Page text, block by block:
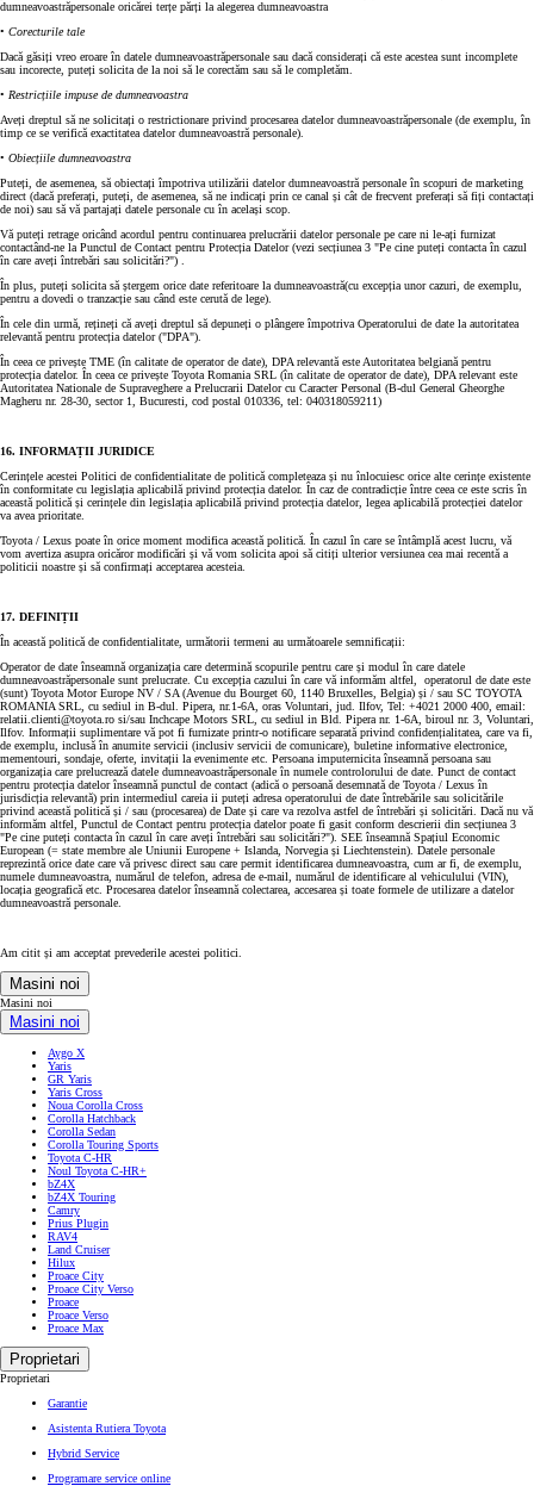
dumneavoastrăpersonale oricărei terțe părți la alegerea dumneavoastra
• Corecturile tale
Dacă găsiți vreo eroare în datele dumneavoastrăpersonale sau dacă considerați că este acestea sunt incomplete
sau incorecte, puteți solicita de la noi să le corectăm sau să le completăm.
• Restricțiile impuse de dumneavoastra
Aveți dreptul să ne solicitați o restrictionare privind procesarea datelor dumneavoastrăpersonale (de exemplu, în
timp ce se verifică exactitatea datelor dumneavoastră personale).
• Obiecțiile dumneavoastra
Puteți, de asemenea, să obiectați împotriva utilizării datelor dumneavoastră personale în scopuri de marketing
direct (dacă preferați, puteți, de asemenea, să ne indicați prin ce canal și cât de frecvent preferați să fiți contactați
de noi) sau să vă partajați datele personale cu în același scop.
Vă puteți retrage oricând acordul pentru continuarea prelucrării datelor personale pe care ni le-ați furnizat
contactând-ne la Punctul de Contact pentru Protecția Datelor (vezi secțiunea 3 "Pe cine puteți contacta în cazul
în care aveți întrebări sau solicitări?") .
În plus, puteți solicita să ștergem orice date referitoare la dumneavoastră(cu excepția unor cazuri, de exemplu,
pentru a dovedi o tranzacție sau când este cerută de lege).
În cele din urmă, rețineți că aveți dreptul să depuneți o plângere împotriva Operatorului de date la autoritatea
relevantă pentru protecția datelor ("DPA").
În ceea ce privește TME (în calitate de operator de date), DPA relevantă este Autoritatea belgiană pentru
protecția datelor. În ceea ce privește Toyota Romania SRL (în calitate de operator de date), DPA relevant este
Autoritatea Nationale de Supraveghere a Prelucrarii Datelor cu Caracter Personal (B-dul General Gheorghe
Magheru nr. 28-30, sector 1, Bucuresti, cod postal 010336, tel: 040318059211)
16. INFORMAȚII JURIDICE
Cerințele acestei Politici de confidentialitate de politică completeaza și nu înlocuiesc orice alte cerințe existente
în conformitate cu legislația aplicabilă privind protecția datelor. În caz de contradicție între ceea ce este scris în
această politică și cerințele din legislația aplicabilă privind protecția datelor, legea aplicabilă protecției datelor
va avea prioritate.
Toyota / Lexus poate în orice moment modifica această politică. În cazul în care se întâmplă acest lucru, vă
vom avertiza asupra oricăror modificări și vă vom solicita apoi să citiți ulterior versiunea cea mai recentă a
politicii noastre și să confirmați acceptarea acesteia.
17. DEFINIȚII
În această politică de confidentialitate, următorii termeni au următoarele semnificații:
Operator de date înseamnă organizația care determină scopurile pentru care și modul în care datele
dumneavoastrăpersonale sunt prelucrate. Cu excepția cazului în care vă informăm altfel, operatorul de date este
(sunt) Toyota Motor Europe NV / SA (Avenue du Bourget 60, 1140 Bruxelles, Belgia) și / sau SC TOYOTA
ROMANIA SRL, cu sediul in B-dul. Pipera, nr.1-6A, oras Voluntari, jud. Ilfov, Tel: +4021 2000 400, email:
relatii.clienti@toyota.ro si/sau Inchcape Motors SRL, cu sediul in Bld. Pipera nr. 1-6A, biroul nr. 3, Voluntari,
Ilfov. Informații suplimentare vă pot fi furnizate printr-o notificare separată privind confidențialitatea, care va fi,
de exemplu, inclusă în anumite servicii (inclusiv servicii de comunicare), buletine informative electronice,
mementouri, sondaje, oferte, invitații la evenimente etc. Persoana imputernicita înseamnă persoana sau
organizația care prelucrează datele dumneavoastrăpersonale în numele controlorului de date. Punct de contact
pentru protecția datelor înseamnă punctul de contact (adică o persoană desemnată de Toyota / Lexus în
jurisdicția relevantă) prin intermediul careia ii puteți adresa operatorului de date întrebările sau solicitările
privind această politică și / sau (procesarea) de Date și care va rezolva astfel de întrebări și solicitări. Dacă nu vă
informăm altfel, Punctul de Contact pentru protecția datelor poate fi gasit conform descrierii din secțiunea 3
"Pe cine puteți contacta în cazul în care aveți întrebări sau solicitări?"). SEE înseamnă Spațiul Economic
European (= state membre ale Uniunii Europene + Islanda, Norvegia și Liechtenstein). Datele personale
reprezintă orice date care vă privesc direct sau care permit identificarea dumneavoastra, cum ar fi, de exemplu,
numele dumneavoastra, numărul de telefon, adresa de e-mail, numărul de identificare al vehiculului (VIN),
locația geografică etc. Procesarea datelor înseamnă colectarea, accesarea și toate formele de utilizare a datelor
dumneavoastră personale.
Am citit și am acceptat prevederile acestei politici.
Masini noi
Masini noi
Masini noi
Aygo X
Yaris
GR Yaris
Yaris Cross
Noua Corolla Cross
Corolla Hatchback
Corolla Sedan
Corolla Touring Sports
Toyota C-HR
Noul Toyota C-HR+
bZ4X
bZ4X Touring
Camry
Prius Plugin
RAV4
Land Cruiser
Hilux
Proace City
Proace City Verso
Proace
Proace Verso
Proace Max
Proprietari
Proprietari
Garantie
Asistenta Rutiera Toyota
Hybrid Service
Programare service online